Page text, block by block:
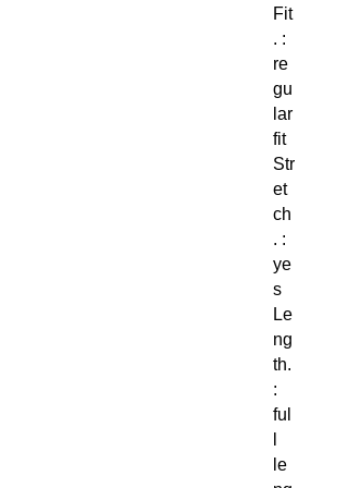
Fit
. :
re
gu
lar
fit
Str
et
ch
. :
ye
s
Le
ng
th.
:
ful
le